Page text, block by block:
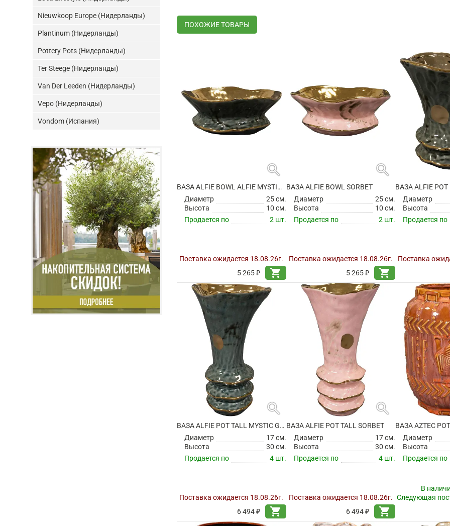
ПОХОЖИЕ ТОВАРЫ
search
ВАЗА ALFIE BOWL ALFIE MYSTIC GREY
Диаметр
25 см.
Высота
10 см.
Продается по
2 шт.
Поставка ожидается 18.08.26г.
5 265 ₽
shopping_cart
search
ВАЗА ALFIE BOWL SORBET
Диаметр
25 см.
Высота
10 см.
Продается по
2 шт.
Поставка ожидается 18.08.26г.
5 265 ₽
shopping_cart
ВАЗА ALFIE POT
Диаметр
Высота
Продается по
Поставка
search
ВАЗА ALFIE POT TALL MYSTIC GREY
Диаметр
17 см.
Высота
30 см.
Продается по
4 шт.
Поставка ожидается 18.08.26г.
6 494 ₽
shopping_cart
search
ВАЗА ALFIE POT TALL SORBET
Диаметр
17 см.
Высота
30 см.
Продается по
4 шт.
Поставка ожидается 18.08.26г.
6 494 ₽
shopping_cart
ВАЗА AZTEC
Диаметр
Высота
Продается по
В
Следующая
Nieuwkoop Europe (Нидерланды)
Plantinum (Нидерланды)
Pottery Pots (Нидерланды)
Ter Steege (Нидерланды)
Van Der Leeden (Нидерланды)
Vepo (Нидерланды)
Vondom (Испания)